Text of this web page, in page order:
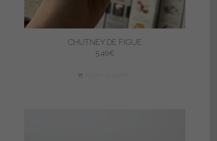
CHUTNEY DE FIGUE
5,40€